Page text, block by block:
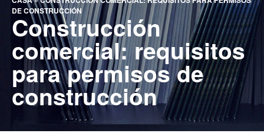
DE CONSTRUCCIÓN
Construcción
comercial: requisitos
para permisos de
construcción